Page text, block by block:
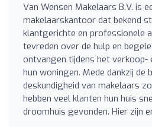
Van Wensen Makelaars B.V. is
makelaarskantoor dat bekend
klantgerichte en professionele
tevreden over de hulp en
ontvangen tijdens het verkoop-
hun woningen. Mede dankzij de
deskundigheid van makelaars
hebben veel klanten hun huis
droomhuis gevonden. Hier zijn